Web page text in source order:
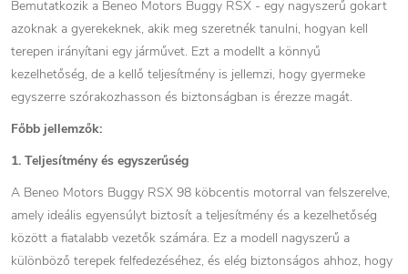
Bemutatkozik a Beneo Motors Buggy RSX - egy nagyszerű gokart
azoknak a gyerekeknek, akik meg szeretnék tanulni, hogyan kell
terepen irányítani egy járművet. Ezt a modellt a könnyű
kezelhetőség, de a kellő teljesítmény is jellemzi, hogy gyermeke
egyszerre szórakozhasson és biztonságban is érezze magát.
Főbb jellemzők:
1. Teljesítmény és egyszerűség
A Beneo Motors Buggy RSX 98 köbcentis motorral van felszerelve,
amely ideális egyensúlyt biztosít a teljesítmény és a kezelhetőség
között a fiatalabb vezetők számára. Ez a modell nagyszerű a
különböző terepek felfedezéséhez, és elég biztonságos ahhoz, hogy